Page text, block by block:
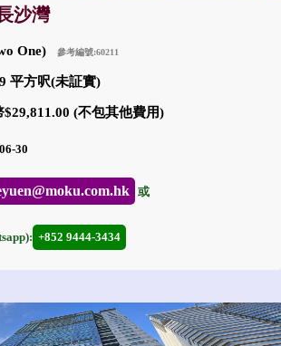
沙灣
One) 參考編號:60211
平方呎(未証實)
(不包其他費用)
06-30
或
+852 9444-3434